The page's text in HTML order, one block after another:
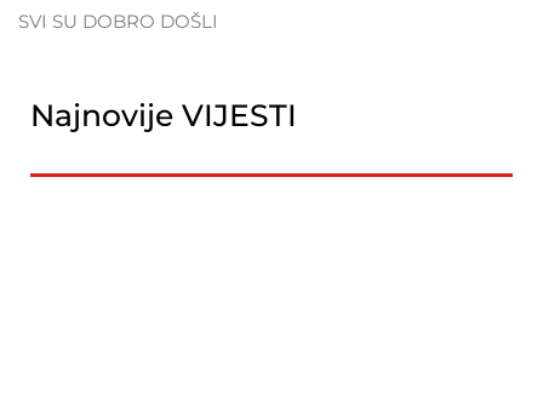
SVI SU DOBRO DOŠLI
Najnovije VIJESTI